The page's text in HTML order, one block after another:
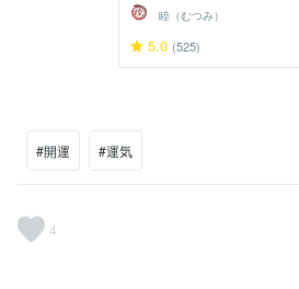
睦（むつみ）
5.0 (525)
#開運 #運気
4